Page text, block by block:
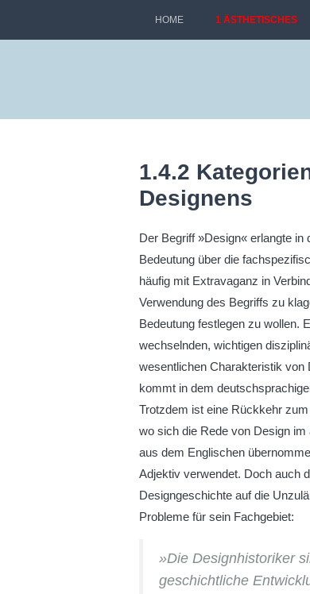
HOME 1 ÄSTHETISCHES
1.4.2
Designens
Der Begriff »Design« erlangte
Bedeutung über die
häufig mit Extravaganz in
Verwendung des Begriffs zu
Bedeutung festlegen zu wollen.
wechselnden, wichtigen
wesentlichen Charakteristik
kommt in dem
Trotzdem ist eine Rückkehr
wo sich die Rede von Design
aus dem Englischen
Adjektiv verwendet. Doch auch
Designgeschichte auf die
Probleme für sein Fachgebiet:
»Die Designhistoriker
geschichtliche